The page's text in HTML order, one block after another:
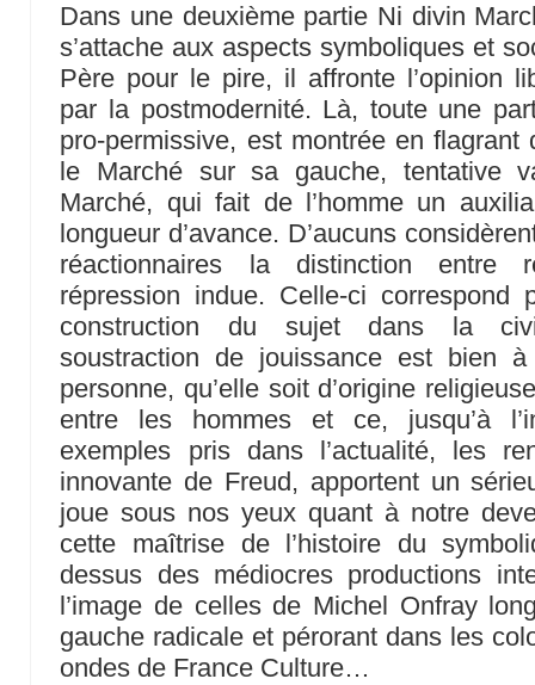
Dans une deuxième partie Ni divin
s’attache aux aspects symboliques et
Père pour le pire, il affronte l’opinion
par la postmodernité. Là, toute une
pro-permissive, est montrée en
le Marché sur sa gauche, tentative
Marché, qui fait de l’homme un
longueur d’avance. D’aucuns
réactionnaires la distinction entre
répression indue. Celle-ci
construction du sujet dans la
soustraction de jouissance est bien
personne, qu’elle soit d’origine
entre les hommes et ce, jusqu’à
exemples pris dans l’actualité, les
innovante de Freud, apportent un
joue sous nos yeux quant à notre
cette maîtrise de l’histoire du
dessus des médiocres productions
l’image de celles de Michel Onfray
gauche radicale et pérorant dans les
ondes de France Culture…